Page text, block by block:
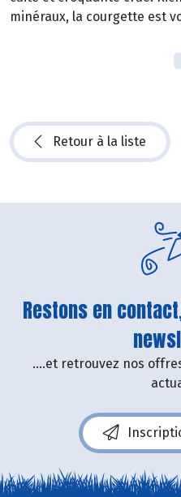
minéraux, la courgette est
Retour à la liste
Restons en
....et retrouvez nos